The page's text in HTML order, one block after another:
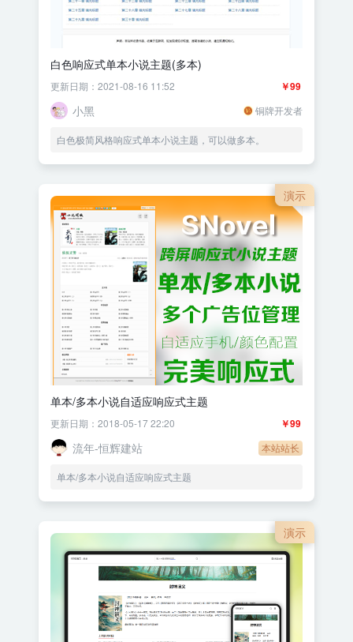
白色响应式单本小说主题(多本)
￥99
更新日期：2021-08-16 11:52
小黑 铜牌开发者
白色极简风格响应式单本小说主题，可以做多本。
演示
单本/多本小说自适应响应式主题
￥99
更新日期：2018-05-17 22:20
流年-恒辉建站 本站站长
单本/多本小说自适应响应式主题
演示